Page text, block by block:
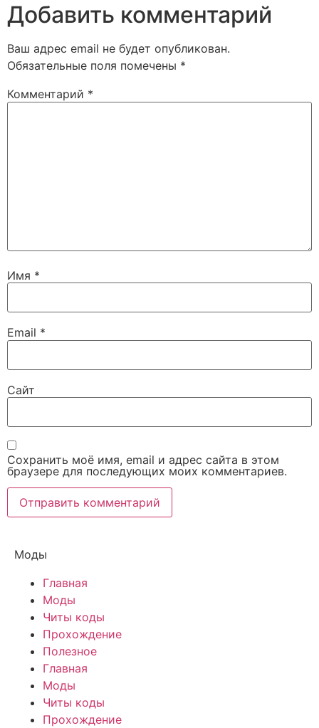
Добавить комментарий
Ваш адрес email не будет опубликован.
Обязательные поля помечены *
Комментарий *
Имя *
Email *
Сайт
Сохранить моё имя, email и адрес сайта в этом
браузере для последующих моих комментариев.
Моды
Главная
Моды
Читы коды
Прохождение
Полезное
Главная
Моды
Читы коды
Прохождение